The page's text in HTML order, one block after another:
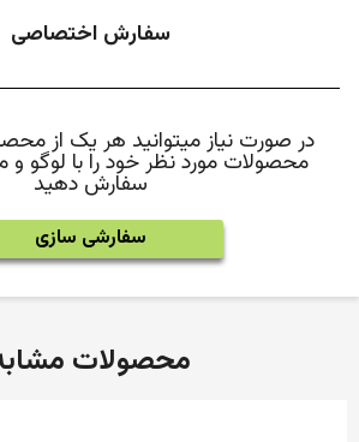
سفارش اختصاصی
در صورت نیاز میتوانید هر یک از
محصولات مورد نظر خود را با لوگو و
سفارش دهید
سفارشی سازی
محصولات